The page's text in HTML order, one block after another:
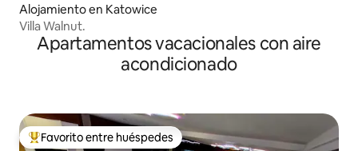
Alojamiento en Katowice
Villa Walnut.
Apartamentos vacacionales con aire
acondicionado
Favorito entre huéspedes preferido
Favorito entre huéspedes